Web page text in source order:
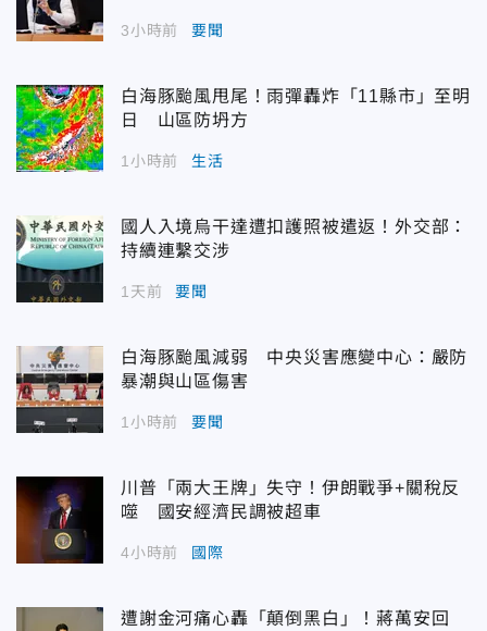
3小時前 要聞
白海豚颱風甩尾！雨彈轟炸「11縣市」至明
日 山區防坍方
1小時前 生活
國人入境烏干達遭扣護照被遣返！外交部：
持續連繫交涉
1天前 要聞
白海豚颱風減弱 中央災害應變中心：嚴防
暴潮與山區傷害
1小時前 要聞
川普「兩大王牌」失守！伊朗戰爭+關稅反
噬 國安經濟民調被超車
4小時前 國際
遭謝金河痛心轟「顛倒黑白」！蔣萬安回